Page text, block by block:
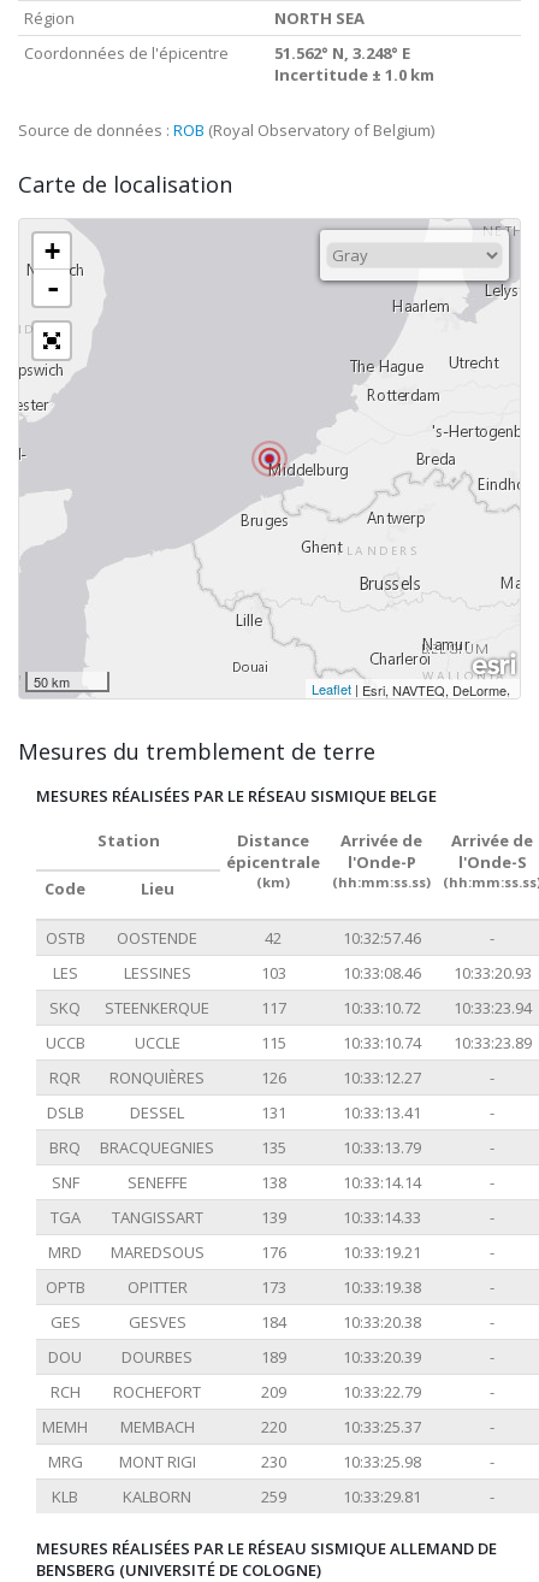
Région
NORTH SEA
Coordonnées de l'épicentre
51.562° N, 3.248° E
Incertitude ± 1.0 km
Source de données : ROB (Royal Observatory of Belgium)
Carte de localisation
+
-
50 km Leaflet | Esri, NAVTEQ, DeLorme,
Mesures du tremblement de terre
MESURES RÉALISÉES PAR LE RÉSEAU SISMIQUE BELGE
Station
Distance
épicentrale
(km)
Arrivée de
l'Onde-P
(hh:mm:ss.ss)
Arrivée de
l'Onde-S
Code Lieu
OSTB OOSTENDE 42 10:32:57.46
-
LES
LESSINES 103 10:33:08.46
10:33:20.93
SKQ
STEENKERQUE 117 10:33:10.72
10:33:23.94
UCCB
UCCLE 115 10:33:10.74
10:33:23.89
RQR
RONQUIÈRES 126 10:33:12.27
-
DSLB
DESSEL 131 10:33:13.41
-
BRQ
BRACQUEGNIES 135 10:33:13.79
-
SNF
SENEFFE 138 10:33:14.14
-
TGA
TANGISSART 139 10:33:14.33
-
MRD
MAREDSOUS 176 10:33:19.21
-
OPTB
OPITTER 173 10:33:19.38
-
GES
GESVES 184 10:33:20.38
-
DOU
DOURBES 189 10:33:20.39
-
RCH
ROCHEFORT 209 10:33:22.79
-
MEMH
MEMBACH 220 10:33:25.37
-
MRG
MONT RIGI 230 10:33:25.98
-
KLB
KALBORN 259 10:33:29.81 -
MESURES RÉALISÉES PAR LE RÉSEAU SISMIQUE ALLEMAND DE
BENSBERG (UNIVERSITÉ DE COLOGNE)